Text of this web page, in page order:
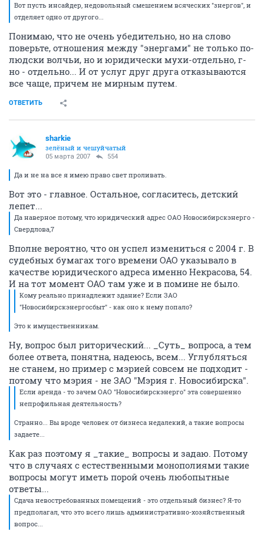
Вот пусть инсайдер, недовольный смешением всяческих "знергов", и
отделяет одно от другого...
Понимаю, что не очень убедительно, но на слово
поверьте, отношения между "энергами" не только по-
людски волчьи, но и юридически мухи-отдельно, г-
но - отдельно... И от услуг друг друга отказываются
все чаще, причем не мирным путем.
ОТВЕТИТЬ
sharkie
зелёный и чешуйчатый
05 марта 2007 554
Да и не на все я имею право свет проливать.
Вот это - главное. Остальное, согласитесь, детский
лепет...
Да наверное потому, что юридический адрес ОАО Новосибирскэнерго -
Свердлова,7
Вполне вероятно, что он успел измениться с 2004 г. В
судебных бумагах того времени ОАО указывало в
качестве юридического адреса именно Некрасова, 54.
И на тот момент ОАО там уже и в помине не было.
Кому реально принадлежит здание? Если ЗАО
"Новосибирскэнергосбыт" - как оно к нему попало?
Это к имущественникам.
Ну, вопрос был риторический... _Суть_ вопроса, а тем
более ответа, понятна, надеюсь, всем... Углубляться
не станем, но пример с мэрией совсем не подходит -
потому что мэрия - не ЗАО "Мэрия г. Новосибирска".
Если аренда - то зачем ОАО "Новосибирскэнерго" эта совершенно
непрофильная деятельность?
Странно... Вы вроде человек от бизнеса недалекий, а такие вопросы
задаете...
Как раз поэтому я _такие_ вопросы и задаю. Потому
что в случаях с естественными монополиями такие
вопросы могут иметь порой очень любопытные
ответы...
Сдача невостребованных помещений - это отдельный бизнес? Я-то
предполагал, что это всего лишь административно-хозяйственный
вопрос...